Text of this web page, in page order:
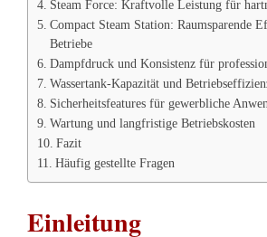
Steam Force: Kraftvolle Leistung für
Compact Steam Station: Raumsparende
Betriebe
Dampfdruck und Konsistenz für
Wassertank-Kapazität und
Sicherheitsfeatures für gewerbliche
Wartung und langfristige Betriebskosten
Fazit
Häufig gestellte Fragen
Einleitung